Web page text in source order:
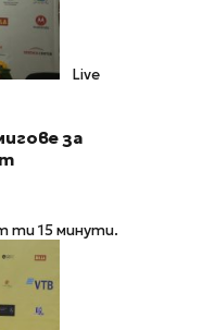
Live
за
ти 15 минути.